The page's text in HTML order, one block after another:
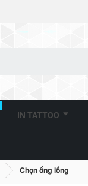
IN TATTOO
Chọn ống lồng